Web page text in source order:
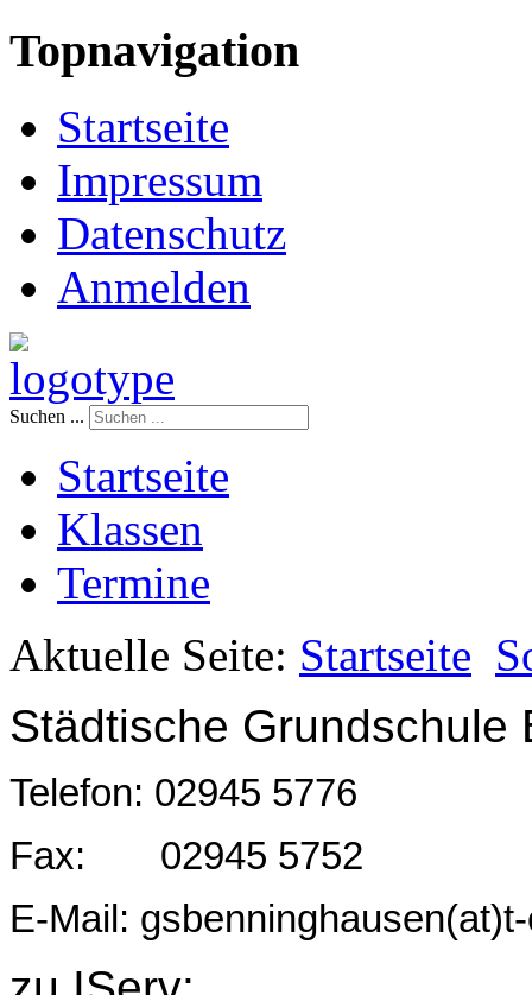
Topnavigation
Startseite
Impressum
Datenschutz
Anmelden
Suchen ...
Startseite
Klassen
Termine
Aktuelle Seite: Startseite
Städtische Grundschule
Telefon: 02945 5776
Fax: 02945 5752
E-Mail: